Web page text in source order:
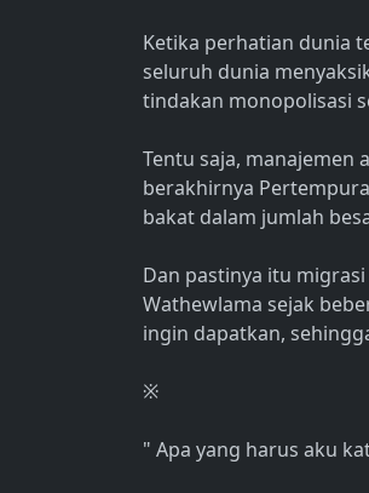
Ketika perhatian dunia
seluruh dunia
tindakan monopolisasi
Tentu saja, manajemen
berakhirnya
bakat dalam jumlah
Dan pastinya itu
Wathewlama sejak
ingin dapatkan,
※
" Apa yang harus aku